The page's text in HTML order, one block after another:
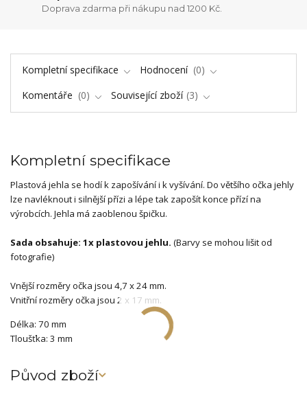
Doprava zdarma při nákupu nad 1200 Kč.
Kompletní specifikace Hodnocení
0
Komentáře
0 Související zboží 3
Kompletní specifikace
Plastová jehla se hodí k zapošívání i k vyšívání. Do většího očka jehly
lze navléknout i silnější přízi a lépe tak zapošít konce přízí na
výrobcích. Jehla má zaoblenou špičku.
Sada obsahuje: 1x plastovou jehlu. (Barvy se mohou lišit od
fotografie)
Vnější rozměry očka jsou 4,7 x 24 mm.
Vnitřní rozměry očka jsou 2 x 17 mm.
Délka: 70 mm
Tloušťka: 3 mm
Původ zboží